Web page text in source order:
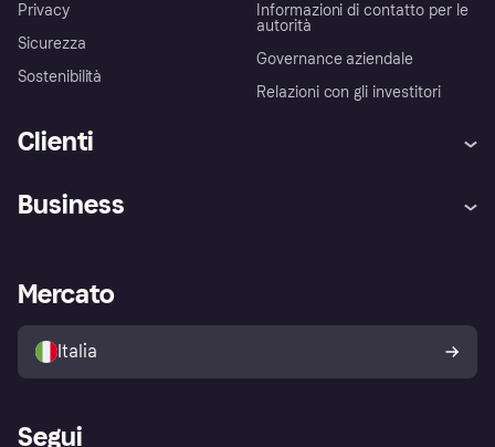
Privacy
Sicurezza
Sostenibilità
Informazioni di contatto per le
autorità
Governance aziendale
Relazioni con gli investitori
Clienti
Assistenza
Esplora i negozi
Politica di protezione
dell'acquirente Klarna
Business
Accesso aziende
Mercato
Italia
Segui